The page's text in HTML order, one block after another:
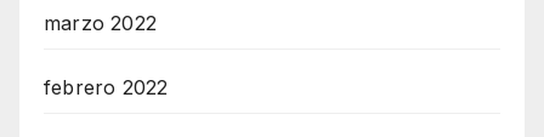
marzo 2022
febrero 2022